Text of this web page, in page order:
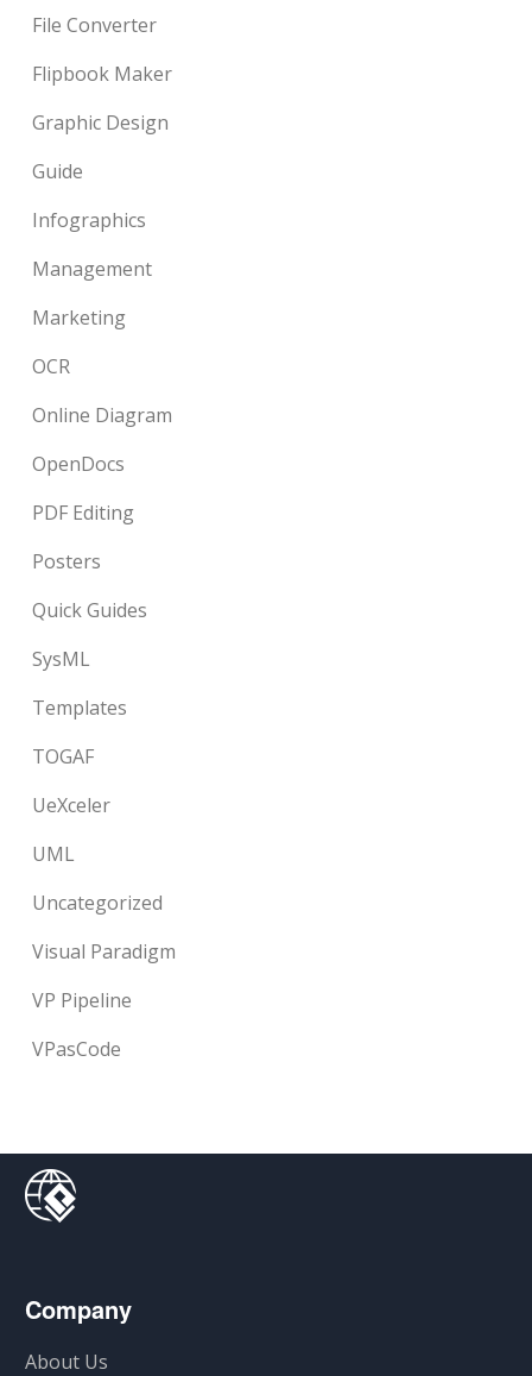
File Converter
Flipbook Maker
Graphic Design
Guide
Infographics
Management
Marketing
OCR
Online Diagram
OpenDocs
PDF Editing
Posters
Quick Guides
SysML
Templates
TOGAF
UeXceler
UML
Uncategorized
Visual Paradigm
VP Pipeline
VPasCode
Company
About Us